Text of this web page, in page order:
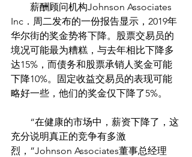
薪酬顾问机构Johnson Associates
Inc．周二发布的一份报告显示，2019年
华尔街的奖金势将下降。股票交易员的
境况可能最为糟糕，与去年相比下降多
达15%，而债务和股票承销人奖金可能
下降10%。固定收益交易员的表现可能
略好一些，他们的奖金仅下降了5%。
“在健康的市场中，薪资下降了，这
充分说明真正的竞争有多激
烈，”Johnson Associates董事总经理